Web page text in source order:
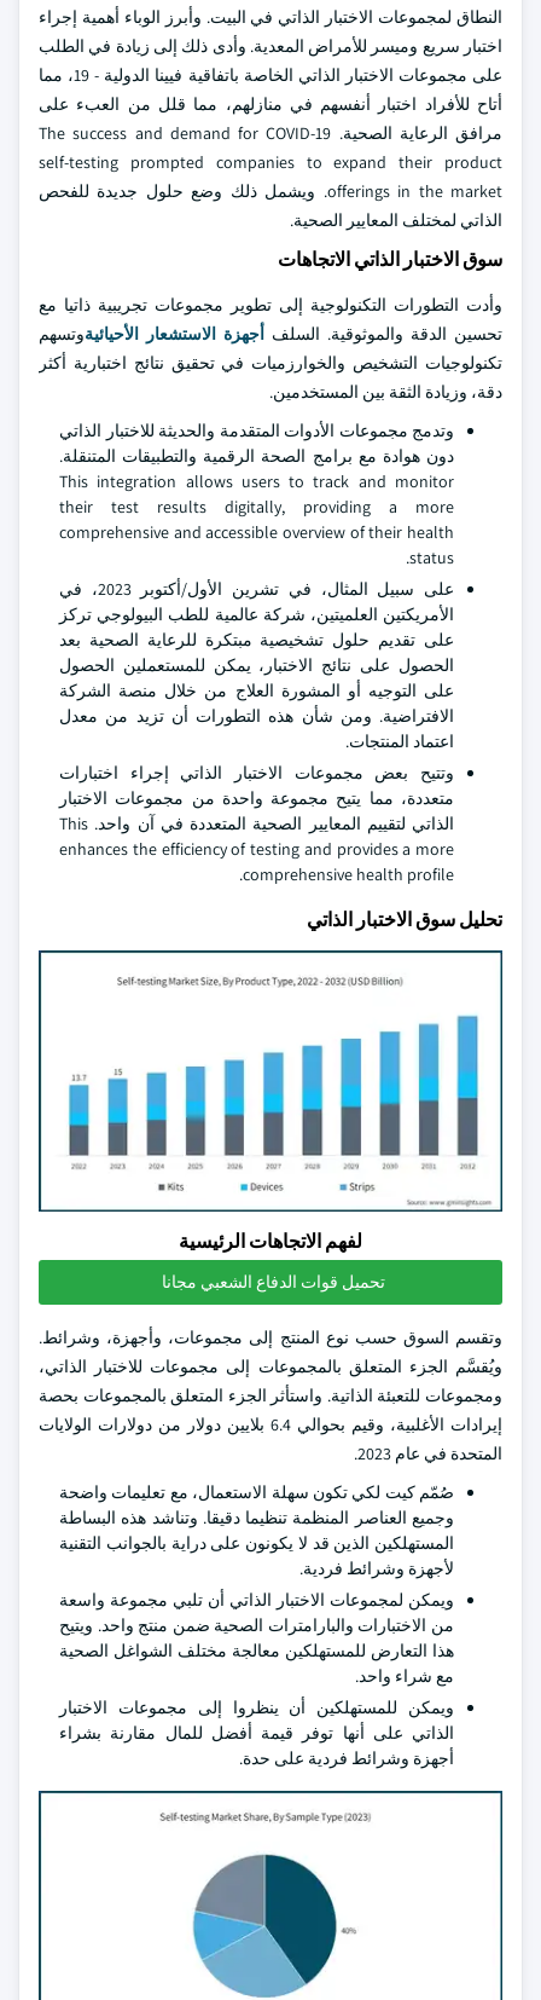
النطاق لمجموعات الاختبار الذاتي في البيت. وأبرز الوباء أهمية إجراء
اختبار سريع وميسر للأمراض المعدية. وأدى ذلك إلى زيادة في الطلب
على مجموعات الاختبار الذاتي الخاصة باتفاقية فيينا الدولية - 19، مما
أتاح للأفراد اختبار أنفسهم في منازلهم، مما قلل من العبء على
مرافق الرعاية الصحية. The success and demand for COVID-19
self-testing prompted companies to expand their product
offerings in the market. ويشمل ذلك وضع حلول جديدة للفحص
الذاتي لمختلف المعايير الصحية.
سوق الاختبار الذاتي الاتجاهات
وأدت التطورات التكنولوجية إلى تطوير مجموعات تجريبية ذاتيا مع
تحسين الدقة والموثوقية. السلف أجهزة الاستشعار الأحيائيةوتسهم
تكنولوجيات التشخيص والخوارزميات في تحقيق نتائج اختبارية أكثر
دقة، وزيادة الثقة بين المستخدمين.
وتدمج مجموعات الأدوات المتقدمة والحديثة للاختبار الذاتي
دون هوادة مع برامج الصحة الرقمية والتطبيقات المتنقلة.
This integration allows users to track and monitor
their test results digitally, providing a more
comprehensive and accessible overview of their health
status.
على سبيل المثال، في تشرين الأول/أكتوبر 2023، في
الأمريكتين العلميتين، شركة عالمية للطب البيولوجي تركز
على تقديم حلول تشخيصية مبتكرة للرعاية الصحية بعد
الحصول على نتائج الاختبار، يمكن للمستعملين الحصول
على التوجيه أو المشورة العلاج من خلال منصة الشركة
الافتراضية. ومن شأن هذه التطورات أن تزيد من معدل
اعتماد المنتجات.
وتتيح بعض مجموعات الاختبار الذاتي إجراء اختبارات
متعددة، مما يتيح مجموعة واحدة من مجموعات الاختبار
الذاتي لتقييم المعايير الصحية المتعددة في آن واحد. This
enhances the efficiency of testing and provides a more
comprehensive health profile.
تحليل سوق الاختبار الذاتي
لفهم الاتجاهات الرئيسية
تحميل قوات الدفاع الشعبي مجانا
وتقسم السوق حسب نوع المنتج إلى مجموعات، وأجهزة، وشرائط.
ويُقسَّم الجزء المتعلق بالمجموعات إلى مجموعات للاختبار الذاتي،
ومجموعات للتعبئة الذاتية. واستأثر الجزء المتعلق بالمجموعات بحصة
إيرادات الأغلبية، وقيم بحوالي 6.4 بلايين دولار من دولارات الولايات
المتحدة في عام 2023.
صُمّم كيت لكي تكون سهلة الاستعمال، مع تعليمات واضحة
وجميع العناصر المنظمة تنظيما دقيقا. وتناشد هذه البساطة
المستهلكين الذين قد لا يكونون على دراية بالجوانب التقنية
لأجهزة وشرائط فردية.
ويمكن لمجموعات الاختبار الذاتي أن تلبي مجموعة واسعة
من الاختبارات والبارامترات الصحية ضمن منتج واحد. ويتيح
هذا التعارض للمستهلكين معالجة مختلف الشواغل الصحية
مع شراء واحد.
ويمكن للمستهلكين أن ينظروا إلى مجموعات الاختبار
الذاتي على أنها توفر قيمة أفضل للمال مقارنة بشراء
أجهزة وشرائط فردية على حدة.